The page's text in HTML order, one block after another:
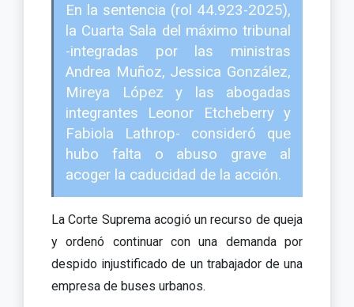
En la sentencia (rol 44.923-2025),
la Cuarta Sala del máximo tribunal
-integradas por las ministras
Andrea Muñoz, Jessica González,
Mireya López y las abogadas
integrantes Leonor Etcheberry y
Fabiola Lathrop- consideró que
hubo falta o abuso grave al
acoger la caducidad de la acción.
La Corte Suprema acogió un recurso de queja
y ordenó continuar con una demanda por
despido injustificado de un trabajador de una
empresa de buses urbanos.